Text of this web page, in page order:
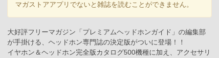
マガストアアプリでないと雑誌を読むことができません。
大好評フリーマガジン「プレミアムヘッドホンガイド」の編集部
が手掛ける、ヘッドホン専門誌の決定版がついに登場！！
イヤホン＆ヘッドホン完全版カタログ500機種に加え、アクセサリ